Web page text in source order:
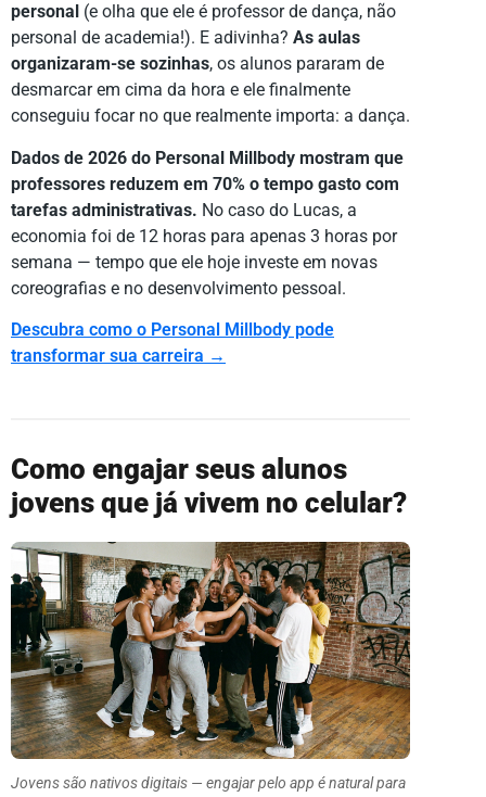
personal (e olha que ele é professor de dança, não
personal de academia!). E adivinha? As aulas
organizaram-se sozinhas, os alunos pararam de
desmarcar em cima da hora e ele finalmente
conseguiu focar no que realmente importa: a dança.
Dados de 2026 do Personal Millbody mostram que
professores reduzem em 70% o tempo gasto com
tarefas administrativas. No caso do Lucas, a
economia foi de 12 horas para apenas 3 horas por
semana — tempo que ele hoje investe em novas
coreografias e no desenvolvimento pessoal.
Descubra como o Personal Millbody pode
transformar sua carreira →
Como engajar seus alunos
jovens que já vivem no celular?
Jovens são nativos digitais — engajar pelo app é natural para